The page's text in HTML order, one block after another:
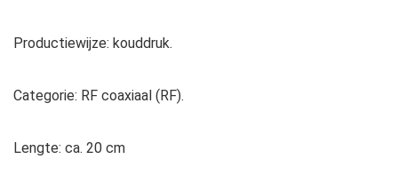
Productiewijze: kouddruk.
Categorie: RF coaxiaal (RF).
Lengte: ca. 20 cm